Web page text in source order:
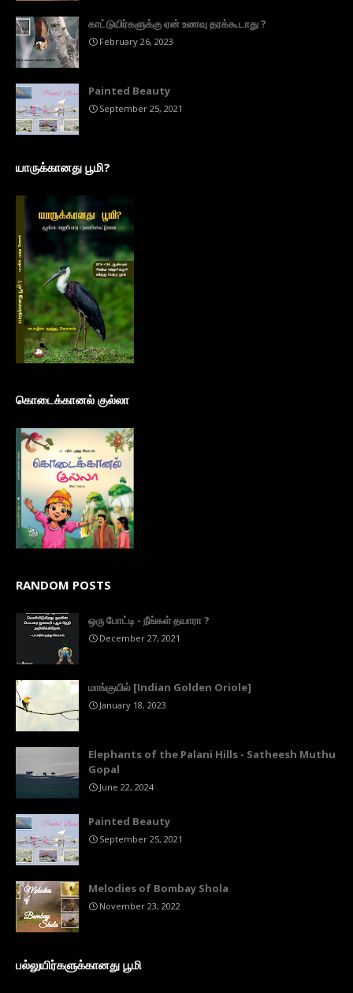
காட்டுயிர்களுக்கு ஏன் உணவு தரக்கூடாது ?
February 26, 2023
Painted Beauty
September 25, 2021
யாருக்கானது பூமி?
கொடைக்கானல் குல்லா
RANDOM POSTS
ஒரு போட்டி - நீங்கள் தயாரா ?
December 27, 2021
மாங்குயில் [Indian Golden Oriole]
January 18, 2023
Elephants of the Palani Hills - Satheesh Muthu
Gopal
June 22, 2024
Painted Beauty
September 25, 2021
Melodies of Bombay Shola
November 23, 2022
பல்லுயிர்களுக்கானது பூமி